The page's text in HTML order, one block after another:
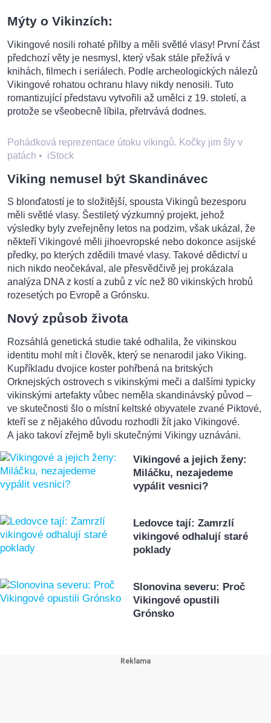
Mýty o Vikinzích:
Vikingové nosili rohaté přilby a měli světlé vlasy! První část
předchozí věty je nesmysl, který však stále přežívá v
knihách, filmech i seriálech. Podle archeologických nálezů
Vikingové rohatou ochranu hlavy nikdy nenosili. Tuto
romantizující představu vytvořili až umělci z 19. století, a
protože se všeobecně líbila, přetrvává dodnes.
Pohádková reprezentace útoku vikingů. Kočky jim šly v
patách • iStock
Viking nemusel být Skandinávec
S blonďatostí je to složitější, spousta Vikingů bezesporu
měli světlé vlasy. Šestiletý výzkumný projekt, jehož
výsledky byly zveřejněny letos na podzim, však ukázal, že
někteří Vikingové měli jihoevropské nebo dokonce asijské
předky, po kterých zdědili tmavé vlasy. Takové dědictví u
nich nikdo neočekával, ale přesvědčivě jej prokázala
analýza DNA z kostí a zubů z víc než 80 vikinských hrobů
rozesetých po Evropě a Grónsku.
Nový způsob života
Rozsáhlá genetická studie také odhalila, že vikinskou
identitu mohl mít i člověk, který se nenarodil jako Viking.
Kupříkladu dvojice koster pohřbená na britských
Orknejských ostrovech s vikinskými meči a dalšími typicky
vikinskými artefakty vůbec neměla skandinávský původ –
ve skutečnosti šlo o místní keltské obyvatele zvané Piktové,
kteří se z nějakého důvodu rozhodli žít jako Vikingové.
A jako takoví zřejmě byli skutečnými Vikingy uznáváni.
Vikingové a jejich ženy:
Miláčku, nezajedeme
vypálit vesnici?
Ledovce tají: Zamrzlí
vikingové odhalují staré
poklady
Slonovina severu: Proč
Vikingové opustili
Grónsko